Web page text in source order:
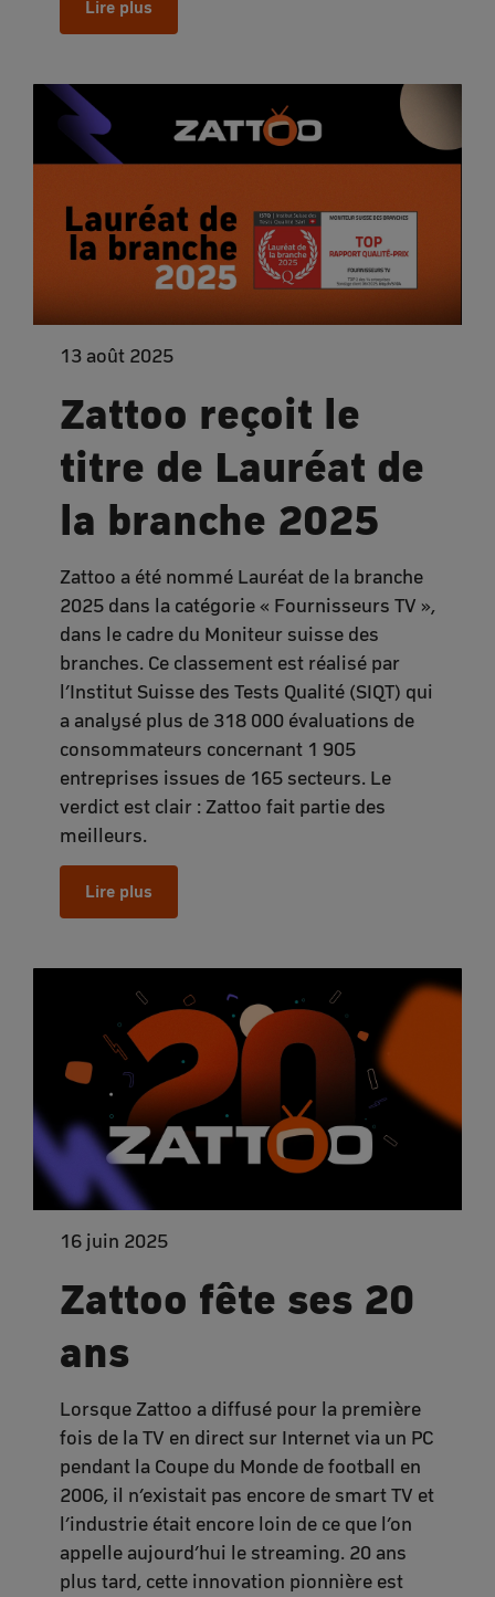
Lire plus
13 août 2025
Zattoo reçoit le
titre de Lauréat de
la branche 2025
Zattoo a été nommé Lauréat de la branche
2025 dans la catégorie « Fournisseurs TV »,
dans le cadre du Moniteur suisse des
branches. Ce classement est réalisé par
l’Institut Suisse des Tests Qualité (SIQT) qui
a analysé plus de 318 000 évaluations de
consommateurs concernant 1 905
entreprises issues de 165 secteurs. Le
verdict est clair : Zattoo fait partie des
meilleurs.
Lire plus
16 juin 2025
Zattoo fête ses 20
ans
Lorsque Zattoo a diffusé pour la première
fois de la TV en direct sur Internet via un PC
pendant la Coupe du Monde de football en
2006, il n’existait pas encore de smart TV et
l’industrie était encore loin de ce que l’on
appelle aujourd’hui le streaming. 20 ans
plus tard, cette innovation pionnière est